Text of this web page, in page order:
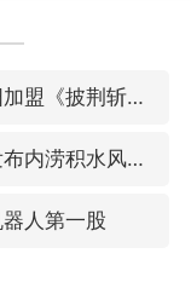
小沈阳加盟《披荆斩棘》
上海发布内涝积水风险提示
器人第一股